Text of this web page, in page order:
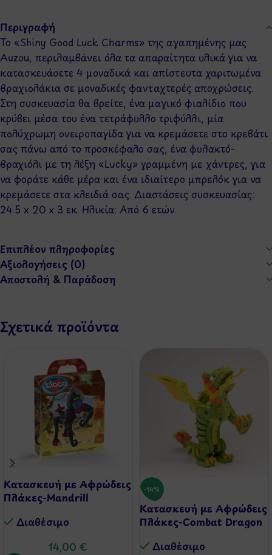
Περιγραφή
Το «Shiny Good Luck Charms» της αγαπημένης μας
Auzou, περιλαμβάνει όλα τα απαραίτητα υλικά για να
κατασκευάσετε 4 μοναδικά και απίστευτα χαριτωμένα
βραχιολάκια σε μοναδικές φανταχτερές αποχρώσεις.
Στη συσκευασία θα βρείτε, ένα μαγικό φιαλίδιο που
κρύβει μέσα του ένα τετράφυλλο τριφύλλι, μία
πολύχρωμη ονειροπαγίδα για να κρεμάσετε στο κρεβάτι
σας πάνω από το προσκέφαλο σας, ένα φυλακτό-
βραχιόλι με τη λέξη «Lucky» γραμμένη με χάντρες, για
να φοράτε κάθε μέρα και ένα ιδιαίτερο μπρελόκ για να
κρεμάσετε στα κλειδιά σας. Διαστάσεις συσκευασίας:
24.5 x 20 x 3 εκ. Ηλικία: Από 6 ετών.
Επιπλέον πληροφορίες
Αξιολογήσεις (0)
Αποστολή & Παράδοση
Σχετικά προϊόντα
Κατασκευή με Αφρώδεις
Πλάκες-Mandrill
Διαθέσιμo
14,00 €
-14%
Κατασκευή με Αφρώδεις
Πλάκες-Combat Dragon
Διαθέσιμo